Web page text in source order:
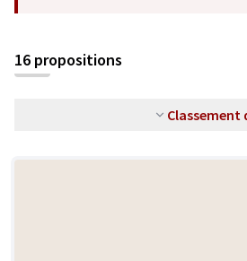
16 propositions
Classement